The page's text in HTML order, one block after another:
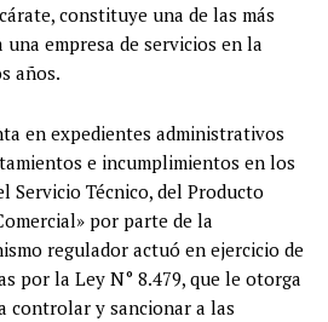
constituye una de las más
empresa de servicios en la
años.
en expedientes administrativos
e incumplimientos en los
Servicio Técnico, del Producto
por parte de la
regulador actuó en ejercicio de
por la Ley N° 8.479, que le otorga
controlar y sancionar a las